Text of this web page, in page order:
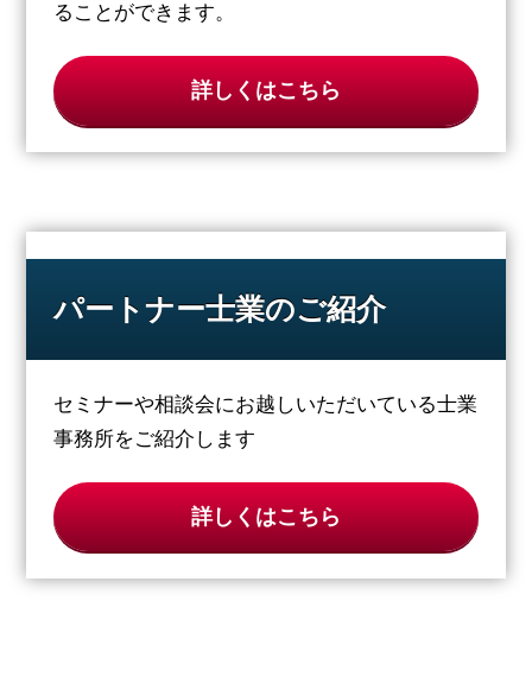
ることができます。
詳しくはこちら
パートナー士業のご紹介
セミナーや相談会にお越しいただいている士業
事務所をご紹介します
詳しくはこちら